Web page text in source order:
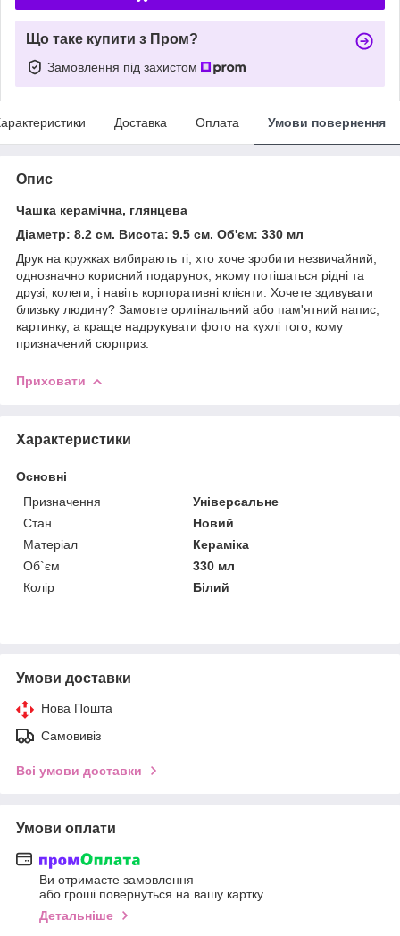
Що таке купити з Пром?
Замовлення під захистом
Доставка Оплата Умови повернення
Опис
Чашка керамічна, глянцева
Діаметр: 8.2 см. Висота: 9.5 см. Об'єм: 330 мл
Друк на кружках вибирають ті, хто хоче зробити незвичайний,
однозначно корисний подарунок, якому потішаться рідні та
друзі, колеги, і навіть корпоративні клієнти. Хочете здивувати
близьку людину? Замовте оригінальний або пам'ятний напис,
картинку, а краще надрукувати фото на кухлі того, кому
призначений сюрприз.
Приховати
Характеристики
Основні
Призначення
Універсальне
Стан
Новий
Матеріал
Кераміка
Об`єм
330 мл
Колір
Білий
Умови доставки
Нова Пошта
Самовивіз
Всі умови доставки
Умови оплати
Ви отримаєте замовлення
або гроші повернуться на вашу картку
Детальніше